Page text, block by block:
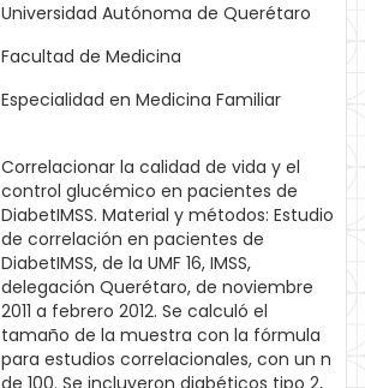
Universidad Autónoma de Querétaro
Facultad de Medicina
Especialidad en Medicina Familiar
Correlacionar la calidad de vida y el
control glucémico en pacientes de
DiabetIMSS. Material y métodos: Estudio
de correlación en pacientes de
DiabetIMSS, de la UMF 16, IMSS,
delegación Querétaro, de noviembre
2011 a febrero 2012. Se calculó el
tamaño de la muestra con la fórmula
para estudios correlacionales, con un n
de 100. Se incluyeron diabéticos tipo 2,